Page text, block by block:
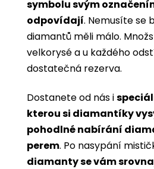
symbolu svým
odpovídají. Nemusíte se
diamantů měli málo.
velkorysé a u každého
dostatečná rezerva.
Dostanete od nás i
kterou si diamantíky
pohodlné nabírání
perem. Po nasypání
diamanty se vám